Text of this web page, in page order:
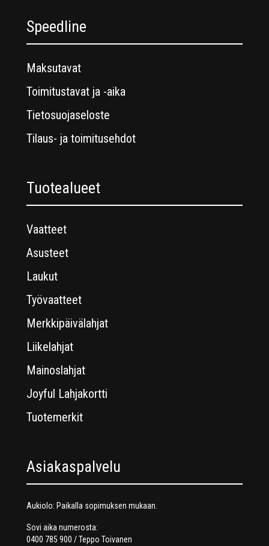
Speedline
Maksutavat
Toimitustavat ja -aika
Tietosuojaseloste
Tilaus- ja toimitusehdot
Tuotealueet
Vaatteet
Asusteet
Laukut
Työvaatteet
Merkkipäivälahjat
Liikelahjat
Mainoslahjat
Joyful Lahjakortti
Tuotemerkit
Asiakaspalvelu
Aukiolo: Paikalla sopimuksen mukaan.
Sovi aika numerosta:
0400 785 900 / Teppo Toivanen